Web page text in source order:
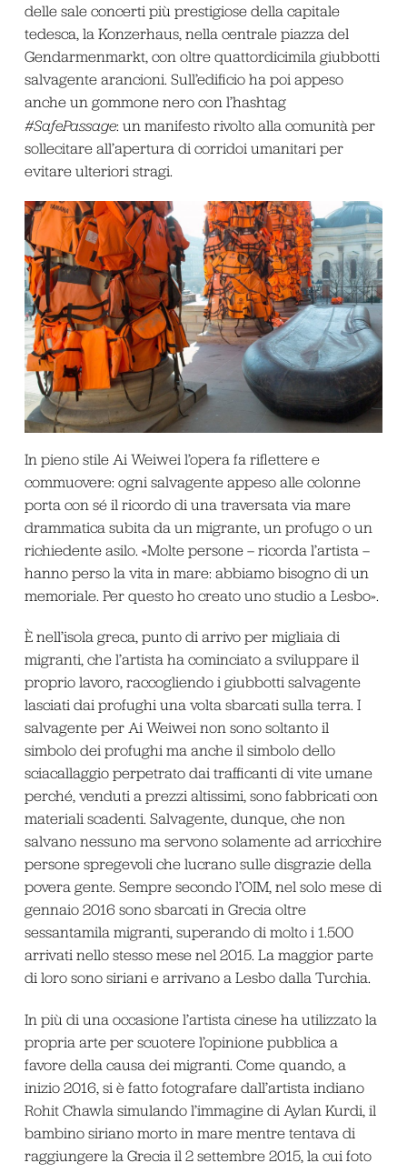
delle sale concerti più prestigiose della capitale
tedesca, la Konzerhaus, nella centrale piazza del
Gendarmenmarkt, con oltre quattordicimila giubbotti
salvagente arancioni. Sull’edificio ha poi appeso
anche un gommone nero con l’hashtag
#SafePassage: un manifesto rivolto alla comunità per
sollecitare all’apertura di corridoi umanitari per
evitare ulteriori stragi.
In pieno stile Ai Weiwei l’opera fa riflettere e
commuovere: ogni salvagente appeso alle colonne
porta con sé il ricordo di una traversata via mare
drammatica subita da un migrante, un profugo o un
richiedente asilo. «Molte persone – ricorda l’artista –
hanno perso la vita in mare: abbiamo bisogno di un
memoriale. Per questo ho creato uno studio a Lesbo».
È nell’isola greca, punto di arrivo per migliaia di
migranti, che l’artista ha cominciato a sviluppare il
proprio lavoro, raccogliendo i giubbotti salvagente
lasciati dai profughi una volta sbarcati sulla terra. I
salvagente per Ai Weiwei non sono soltanto il
simbolo dei profughi ma anche il simbolo dello
sciacallaggio perpetrato dai trafficanti di vite umane
perché, venduti a prezzi altissimi, sono fabbricati con
materiali scadenti. Salvagente, dunque, che non
salvano nessuno ma servono solamente ad arricchire
persone spregevoli che lucrano sulle disgrazie della
povera gente. Sempre secondo l’OIM, nel solo mese di
gennaio 2016 sono sbarcati in Grecia oltre
sessantamila migranti, superando di molto i 1.500
arrivati nello stesso mese nel 2015. La maggior parte
di loro sono siriani e arrivano a Lesbo dalla Turchia.
In più di una occasione l’artista cinese ha utilizzato la
propria arte per scuotere l’opinione pubblica a
favore della causa dei migranti. Come quando, a
inizio 2016, si è fatto fotografare dall’artista indiano
Rohit Chawla simulando l’immagine di Aylan Kurdi, il
bambino siriano morto in mare mentre tentava di
raggiungere la Grecia il 2 settembre 2015, la cui foto